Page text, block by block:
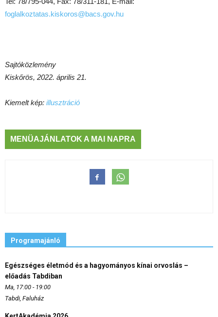
foglalkoztatas.kiskoros@bacs.gov.hu
Sajtóközlemény
Kiskőrös, 2022. április 21.
Kiemelt kép: illusztráció
MENÜAJÁNLATOK A MAI NAPRA
Programajánló
Egészséges életmód és a hagyományos kínai orvoslás –
előadás Tabdiban
Ma, 17:00 - 19:00
Tabdi, Faluház